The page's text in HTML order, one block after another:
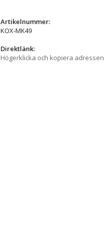
Artikelnummer:
KOX-MK49
Direktlänk:
Högerklicka och kopiera adressen